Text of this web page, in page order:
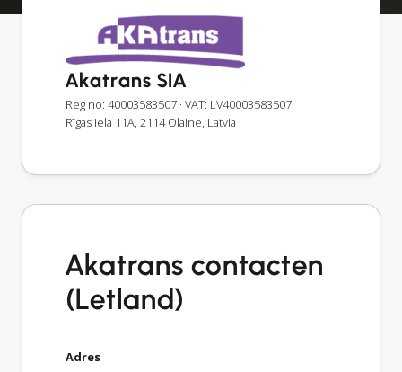
Akatrans SIA
Reg no: 40003583507 · VAT: LV40003583507
Rīgas iela 11A, 2114 Olaine, Latvia
Akatrans contacten
(Letland)
Adres